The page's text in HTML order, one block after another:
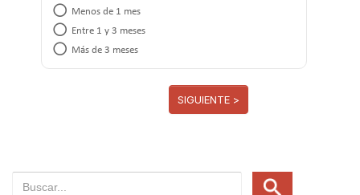
Menos de 1 mes
Entre 1 y 3 meses
Más de 3 meses
SIGUIENTE >